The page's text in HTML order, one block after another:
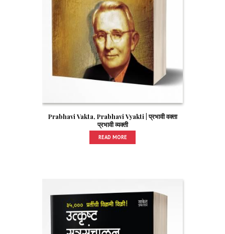
Prabhavi Vakta, Prabhavi Vyakti | प्रभावी वक्ता
प्रभावी व्यक्ती
READ MORE